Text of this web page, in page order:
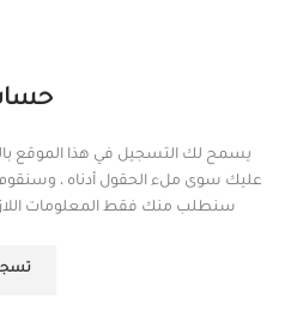
يسمح لك التسجيل في هذا الموقع
عليك سوى ملء الحقول أدناه ،
سنطلب منك فقط المعلومات